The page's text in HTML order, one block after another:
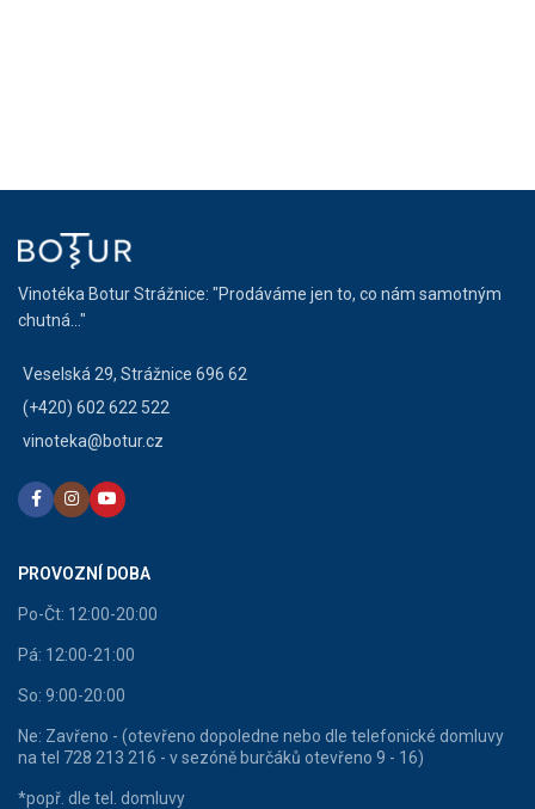
Vinotéka Botur Strážnice: "Prodáváme jen to, co nám samotným
chutná..."
Veselská 29, Strážnice 696 62
(+420) 602 622 522
vinoteka@botur.cz
PROVOZNÍ DOBA
Po-Čt: 12:00-20:00
Pá: 12:00-21:00
So: 9:00-20:00
Ne: Zavřeno - (otevřeno dopoledne nebo dle telefonické domluvy
na tel 728 213 216 - v sezóně burčáků otevřeno 9 - 16)
*popř. dle tel. domluvy